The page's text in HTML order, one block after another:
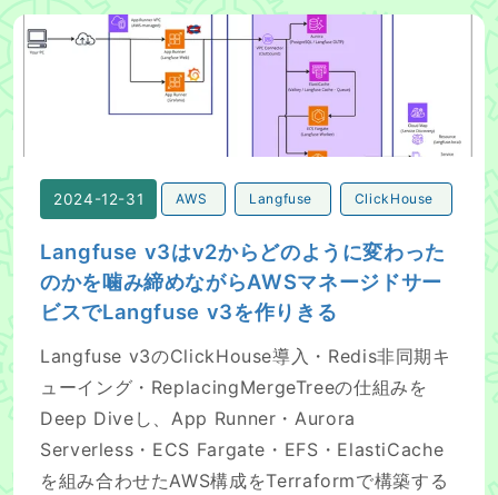
Langfuse v3はv2からどのように変わったのかを噛み締
2024-12-31 AWS Langfuse ClickHouse
Langfuse v3はv2からどのように変わった
のかを噛み締めながらAWSマネージドサー
ビスでLangfuse v3を作りきる
Langfuse v3のClickHouse導入・Redis非同期キ
ューイング・ReplacingMergeTreeの仕組みを
Deep Diveし、App Runner・Aurora
Serverless・ECS Fargate・EFS・ElastiCache
を組み合わせたAWS構成をTerraformで構築する